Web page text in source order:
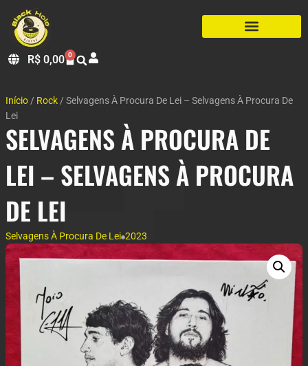
R$ 0,00 0
Início / Rock / Selvagens À Procura De Lei – Selvagens À Procura De
Lei
SELVAGENS À PROCURA DE
LEI – SELVAGENS À PROCURA
DE LEI
Selvagens À Procura De Lei 2023